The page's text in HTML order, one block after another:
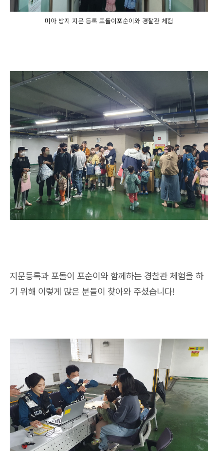
미아 방지 지문 등록 포돌이포순이와 경찰관 체험
지문등록과 포돌이 포순이와 함께하는 경찰관 체험을 하
기 위해 이렇게 많은 분들이 찾아와 주셨습니다!